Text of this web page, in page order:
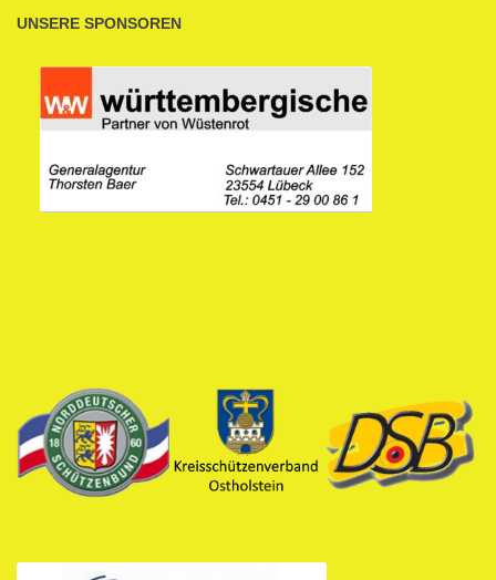
UNSERE SPONSOREN